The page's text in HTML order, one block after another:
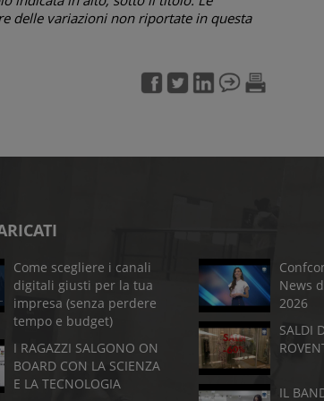
delle variazioni non riportate in questa
Come scegliere i canali
digitali giusti per la tua
impresa (senza perdere
tempo e budget)
I RAGAZZI SALGONO ON
BOARD CON LA SCIENZA
E LA TECNOLOGIA
News
2026
SALDI
IL